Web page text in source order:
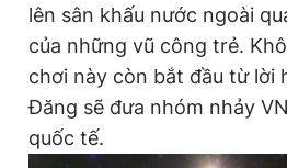
lên sân khấu nước ngoài
của những vũ công trẻ.
chơi này còn bắt đầu từ lời
Đăng sẽ đưa nhóm nhảy
quốc tế.